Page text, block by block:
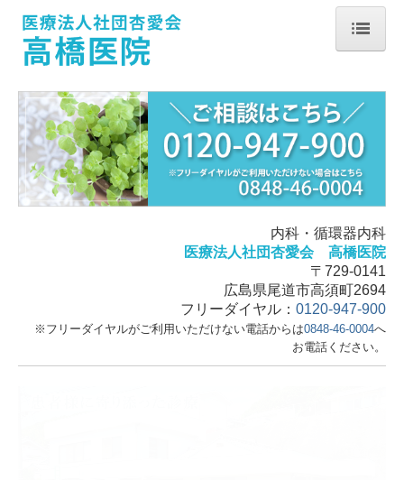
ホーム
恋の水事業
デイサービスセンター恋の水
グループホーム恋の水
院長紹介・医院紹介
内科・循環器内科
医療法人社団杏愛会 高橋医院
〒729-0141
広島県尾道市高須町2694
フリーダイヤル： 0120-947-900
※フリーダイヤルがご利用いただけない電話からは0848-46-0004へ
お電話ください。